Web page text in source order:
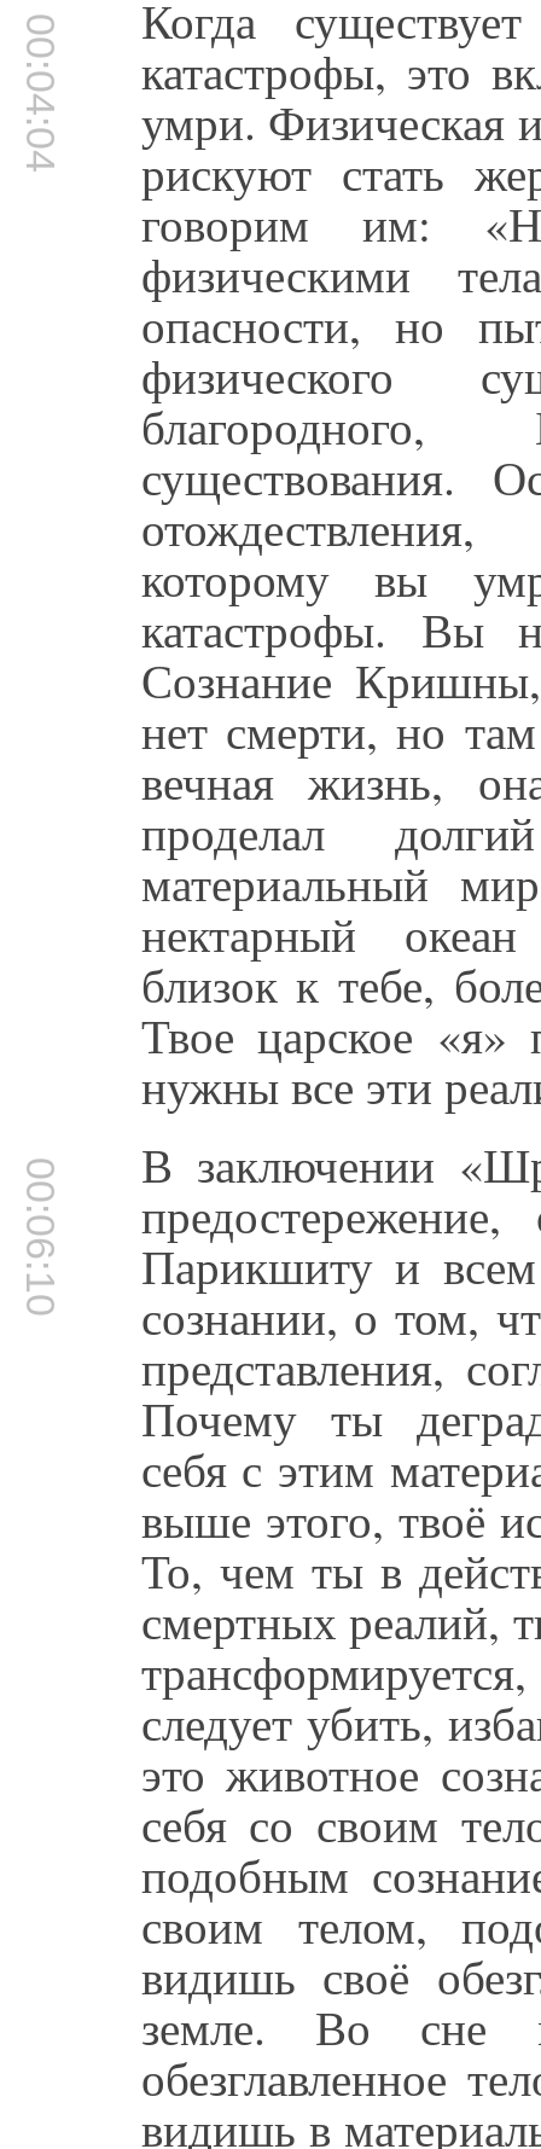
00:04:04 Когда
катастрофы, это
умри. Физическая
рискуют стать
говорим им:
физическими
опасности, но
физического
благородного,
существования.
которому вы
катастрофы. Вы
Сознание
нет смерти, но
вечная жизнь,
проделал
материальный
нектарный
близок к тебе,
Твое царское «я»
нужны все эти
00:06:10 В заключении
Парикшиту и
сознании, о том,
представления,
Почему ты
себя с этим
выше этого, твоё
То, чем ты в
смертных реалий,
следует убить,
это животное
себя со своим
подобным
своим телом,
видишь своё
земле. Во сне
обезглавленное
видишь в